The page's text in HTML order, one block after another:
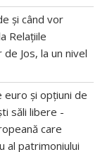
și când vor
Relațiile
Jos, la un nivel
euro și opțiuni de
săli libere -
care
al patrimoniului